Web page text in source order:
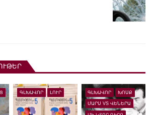
ԳԼԽԱՎՈՐ ԼՈՒՐ ԳԼԽԱՎՈՐ ԽՈՍՔ
ՄԱՐՍ VS ՎԵՆԵՐԱ